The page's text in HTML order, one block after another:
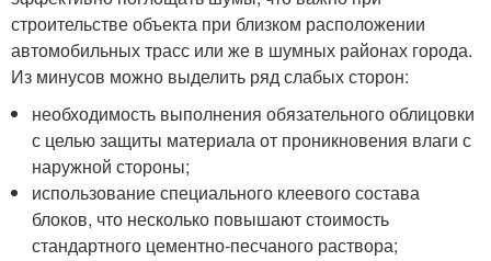
строительстве объекта при близком расположении
автомобильных трасс или же в шумных районах города.
Из минусов можно выделить ряд слабых сторон:
необходимость выполнения обязательного облицовки
с целью защиты материала от проникновения влаги с
наружной стороны;
использование специального клеевого состава
блоков, что несколько повышают стоимость
стандартного цементно-песчаного раствора;